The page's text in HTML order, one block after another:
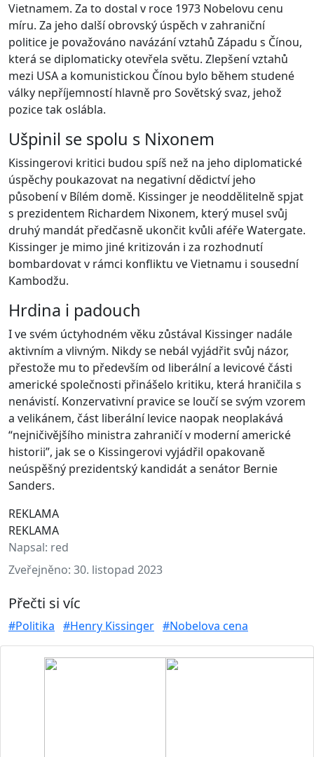
Vietnamem. Za to dostal v roce 1973 Nobelovu cenu
míru. Za jeho další obrovský úspěch v zahraniční
politice je považováno navázání vztahů Západu s Čínou,
která se diplomaticky otevřela světu. Zlepšení vztahů
mezi USA a komunistickou Čínou bylo během studené
války nepříjemností hlavně pro Sovětský svaz, jehož
pozice tak oslábla.
Ušpinil se spolu s Nixonem
Kissingerovi kritici budou spíš než na jeho diplomatické
úspěchy poukazovat na negativní dědictví jeho
působení v Bílém domě. Kissinger je neoddělitelně spjat
s prezidentem Richardem Nixonem, který musel svůj
druhý mandát předčasně ukončit kvůli aféře Watergate.
Kissinger je mimo jiné kritizován i za rozhodnutí
bombardovat v rámci konfliktu ve Vietnamu i sousední
Kambodžu.
Hrdina i padouch
I ve svém úctyhodném věku zůstával Kissinger nadále
aktivním a vlivným. Nikdy se nebál vyjádřit svůj názor,
přestože mu to především od liberální a levicové části
americké společnosti přinášelo kritiku, která hraničila s
nenávistí. Konzervativní pravice se loučí se svým vzorem
a velikánem, část liberální levice naopak neoplakává
“nejničivějšího ministra zahraničí v moderní americké
historii”, jak se o Kissingerovi vyjádřil opakovaně
neúspěšný prezidentský kandidát a senátor Bernie
Sanders.
REKLAMA
REKLAMA
Napsal: red
Zveřejněno: 30. listopad 2023
Přečti si víc
#Politika #Henry Kissinger #Nobelova cena